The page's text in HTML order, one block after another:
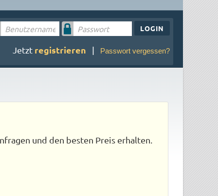
LOGIN
Jetzt registrieren | Passwort vergessen?
und den besten Preis erhalten.